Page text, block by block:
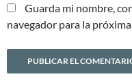
Guarda mi nombre,
navegador para la